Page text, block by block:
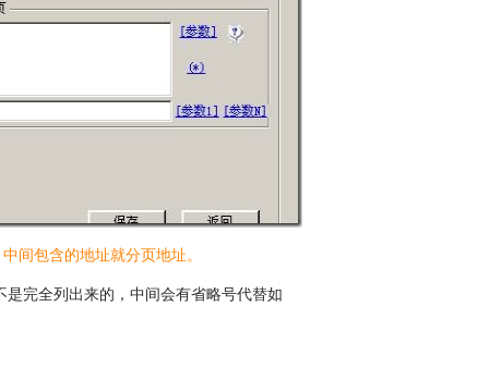
间包含的地址就分页地址。
完全列出来的，中间会有省略号代替如